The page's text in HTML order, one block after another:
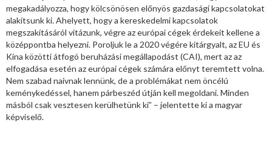
megakadályozza, hogy kölcsönösen előnyös gazdasági kapcsolatokat
alakítsunk ki. Ahelyett, hogy a kereskedelmi kapcsolatok
megszakításáról vitázunk, végre az európai cégek érdekeit kellene a
középpontba helyezni. Poroljuk le a 2020 végére kitárgyalt, az EU és
Kína közötti átfogó beruházási megállapodást (CAI), mert az az
elfogadása esetén az európai cégek számára előnyt teremtett volna.
Nem szabad naivnak lennünk, de a problémákat nem öncélú
keménykedéssel, hanem párbeszéd útján kell megoldani. Minden
másból csak vesztesen kerülhetünk ki” – jelentette ki a magyar
képviselő.